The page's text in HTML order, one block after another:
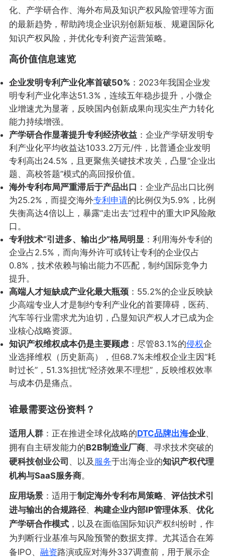
化、产学研合作、海外布局及知识产权风险管理等方面
的最新趋势，帮助跨境企业识别创新短板、规避国际化
知识产权风险，并优化专利资产运营策略。
高价值信息速览
企业发明专利产业化率首破50% ：2023年我国企业发
明专利产业化率达51.3%，连续五年稳步提升，小微企
业增速尤为显著，反映国内创新成果向现实生产力转化
能力持续增强。
产学研合作显著提升专利经济收益：企业产学研发明专
利产业化平均收益达1033.2万元/件，比普通企业发明
专利高出24.5%，且更聚焦关键技术攻关，凸显“企业出
题、高校答题”模式的高回报价值。
海外专利布局严重滞后于产品出口 ：企业产品出口比例
为25.2%，而提交海外专利申请的比例仅为5.9%，比例
失衡高达4倍以上，暴露“走出去”过程中的重大IP风险敞
口。
专利技术“引进多、输出少”格局明显 ：利用海外专利的
企业占2.5%，而向海外许可或转让专利的企业仅占
0.8%，技术依赖与输出能力不匹配，制约国际竞争力
提升。
高端人才短缺成产业化最大瓶颈：55.2%的企业反映缺
少高端专业人才是制约专利产业化的首要障碍，医药、
汽车等行业需求尤为迫切，凸显知识产权人才已成为企
业核心战略资源。
知识产权维权成本仍是主要顾虑：尽管83.1%的侵权企
业选择维权（历史新高），但68.7%未维权企业主因“耗
时过长”，51.3%担忧“经济效果不理想”，反映维权效率
与成本仍是痛点。
谁最需要这份资料？
适用人群：正在推进全球化战略的DTC品牌出海企业、
拥有自主研发能力的B2B制造业厂商、寻求技术突破的
硬科技创业公司 、以及 服务于出海企业的知识产权代理
机构与SaaS服务商。
应用场景：适用于制定海外专利布局策略、 评估技术引
进与输出的合规路径、 构建企业内部IP管理体系、 优化
产学研合作模式，以及在面临国际知识产权纠纷时，作
为判断行业基准与风险预警的数据支撑。尤其适合在筹
备IPO、 融资路演或应对海外337调查前，用于展示企